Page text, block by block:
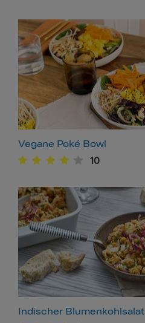
Vegane Poké Bowl
10
Indischer Blumenkohlsalat